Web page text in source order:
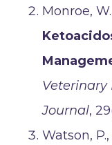
Monroe,
Veterinary
Journal,
Watson,